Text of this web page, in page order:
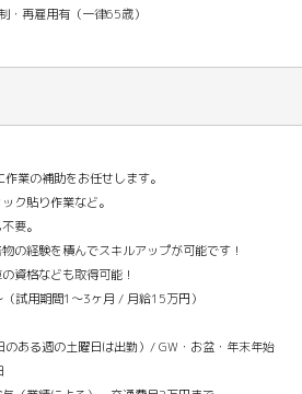
再雇用有（一律65歳）
の補助をお任せします。
貼り作業など。
要。
経験を積んでスキルアップが可能です！
格なども取得可能！
試用期間1～3ヶ月 / 月給15万円）
のある週の土曜日は出勤）/ GW・お盆・年末年始